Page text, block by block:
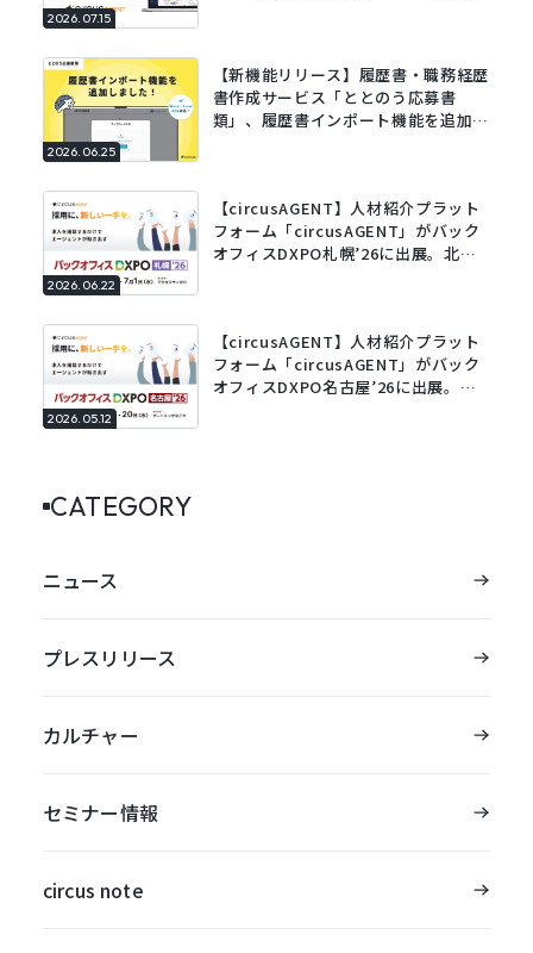
2026.07.15
2026.06.25
【新機能リリース】履歴書・職務経歴
書作成サービス「ととのう応募書
類」、履歴書インポート機能を追加。
2026.06.22
【circusAGENT】人材紹介プラット
フォーム「circusAGENT」がバック
オフィスDXPO札幌’26に出展。北海
2026.05.12
【circusAGENT】人材紹介プラット
フォーム「circusAGENT」がバック
オフィスDXPO名古屋’26に出展。東
CATEGORY
ニュース
プレスリリース
カルチャー
セミナー情報
circus note